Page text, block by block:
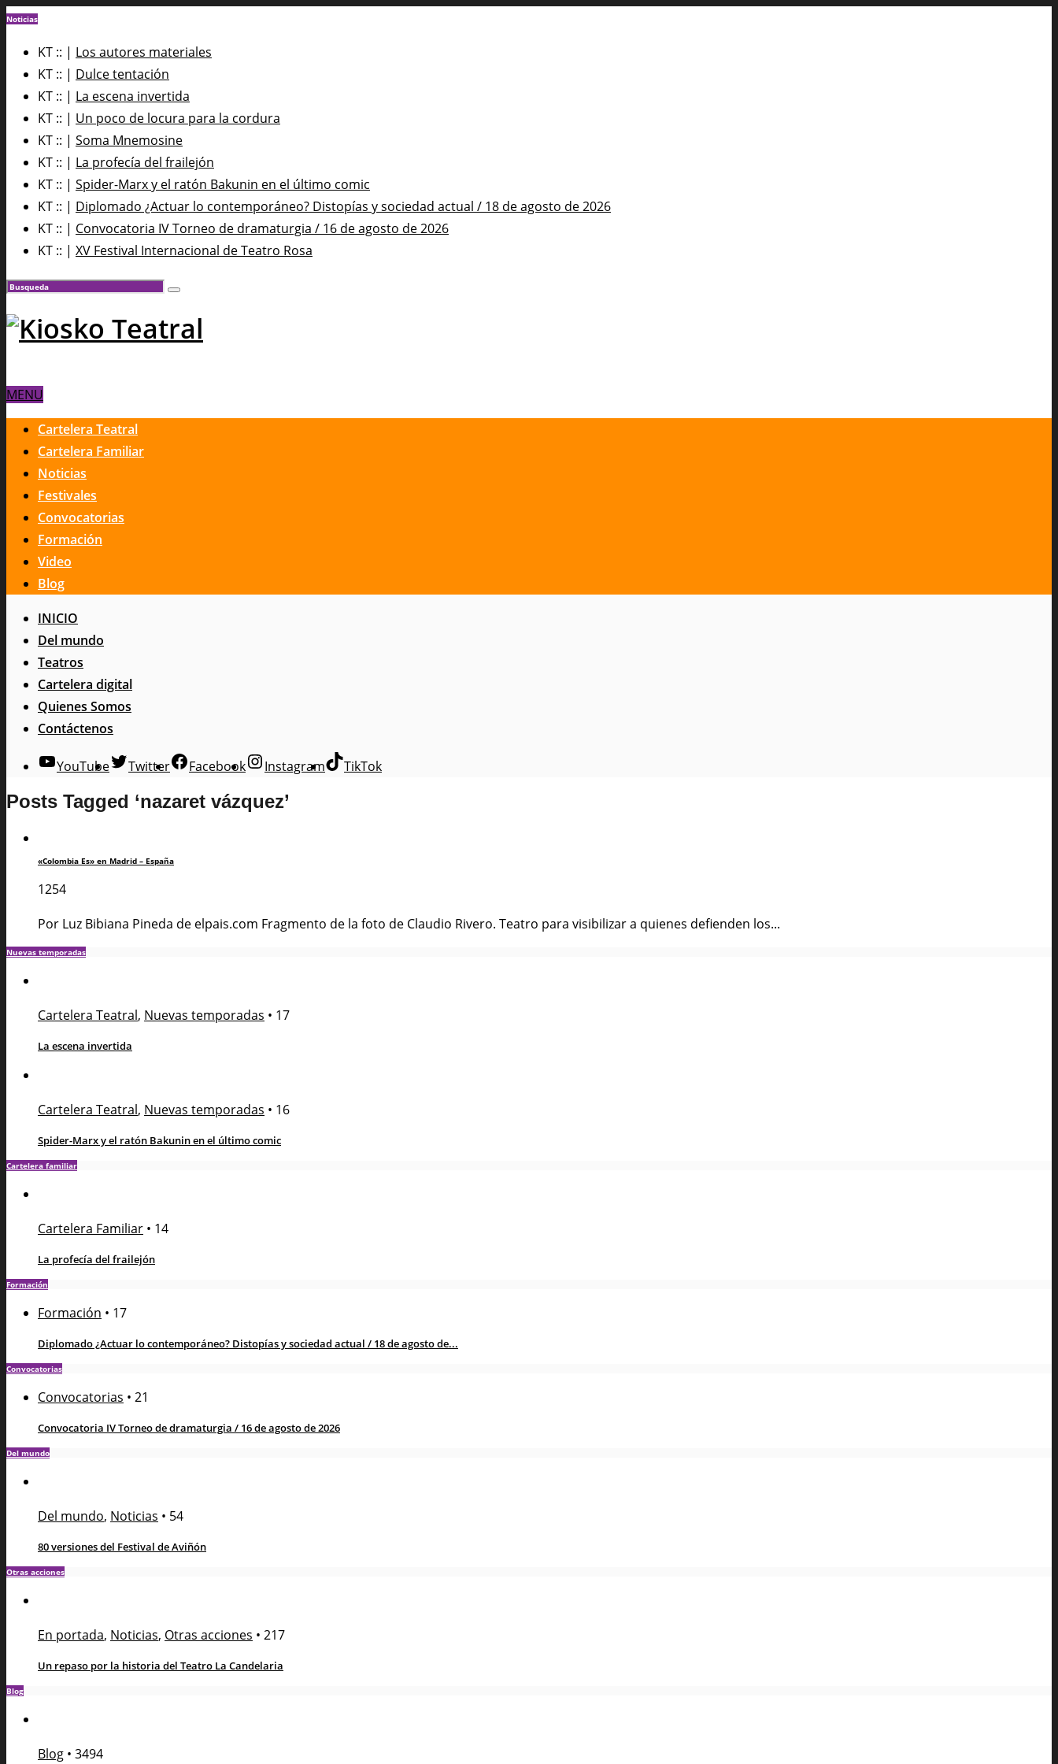
Noticias
KT :: | Los autores materiales
KT :: | Dulce tentación
KT :: | La escena invertida
KT :: | Un poco de locura para la cordura
KT :: | Soma Mnemosine
KT :: | La profecía del frailejón
KT :: | Spider-Marx y el ratón Bakunin en el último comic
KT :: | Diplomado ¿Actuar lo contemporáneo? Distopías y sociedad actual / 18 de agosto de 2026
KT :: | Convocatoria IV Torneo de dramaturgia / 16 de agosto de 2026
KT :: | XV Festival Internacional de Teatro Rosa
MENU
Cartelera Teatral
Cartelera Familiar
Noticias
Festivales
Convocatorias
Formación
Video
Blog
INICIO
Del mundo
Teatros
Cartelera digital
Quienes Somos
Contáctenos
YouTube Twitter Facebook Instagram TikTok
Posts Tagged ‘nazaret vázquez’
«Colombia Es» en Madrid – España
1254
Por Luz Bibiana Pineda de elpais.com Fragmento de la foto de Claudio Rivero. Teatro para visibilizar a quienes defienden los...
Nuevas temporadas
Cartelera Teatral, Nuevas temporadas • 17
La escena invertida
Cartelera Teatral, Nuevas temporadas • 16
Spider-Marx y el ratón Bakunin en el último comic
Cartelera familiar
Cartelera Familiar • 14
La profecía del frailejón
Formación
Formación • 17
Diplomado ¿Actuar lo contemporáneo? Distopías y sociedad actual / 18 de agosto de...
Convocatorias
Convocatorias • 21
Convocatoria IV Torneo de dramaturgia / 16 de agosto de 2026
Del mundo
Del mundo, Noticias • 54
80 versiones del Festival de Aviñón
Otras acciones
En portada, Noticias, Otras acciones • 217
Un repaso por la historia del Teatro La Candelaria
Blog
Blog • 3494